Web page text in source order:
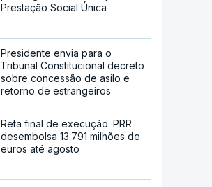
Prestação Social Única
Presidente envia para o
Tribunal Constitucional decreto
sobre concessão de asilo e
retorno de estrangeiros
Reta final de execução. PRR
desembolsa 13.791 milhões de
euros até agosto